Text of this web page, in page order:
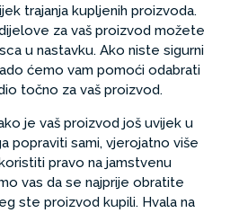
trajanja kupljenih proizvoda.
za vaš proizvod možete
u nastavku. Ako niste sigurni
ćemo vam pomoći odabrati
točno za vaš proizvod.
je vaš proizvod još uvijek u
popraviti sami, vjerojatno više
pravo na jamstvenu
vas da se najprije obratite
ste proizvod kupili. Hvala na